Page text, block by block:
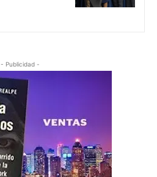
- Publicidad -